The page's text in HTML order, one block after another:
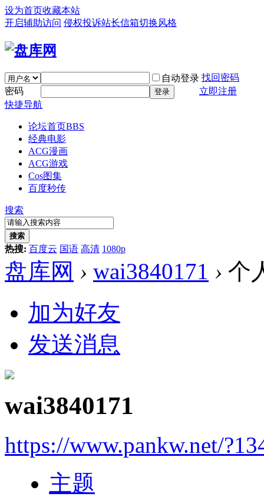
设为首页收藏本站
开启辅助访问 侵权投诉站长信箱切换风格
自动登录 找回密码
密码
登录
立即注册
快捷导航
论坛首页BBS
经典电影
ACG漫画
ACG游戏
Cos图集
百度秒传
搜索
搜索
热搜: 百度云 国语 高清 1080p
盘库网 › wai3840171 › 个
加为好友
发送消息
wai3840171
https://www.pankw.net/
主题